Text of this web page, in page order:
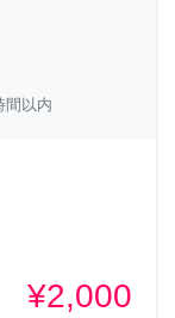
間以内
¥2,000